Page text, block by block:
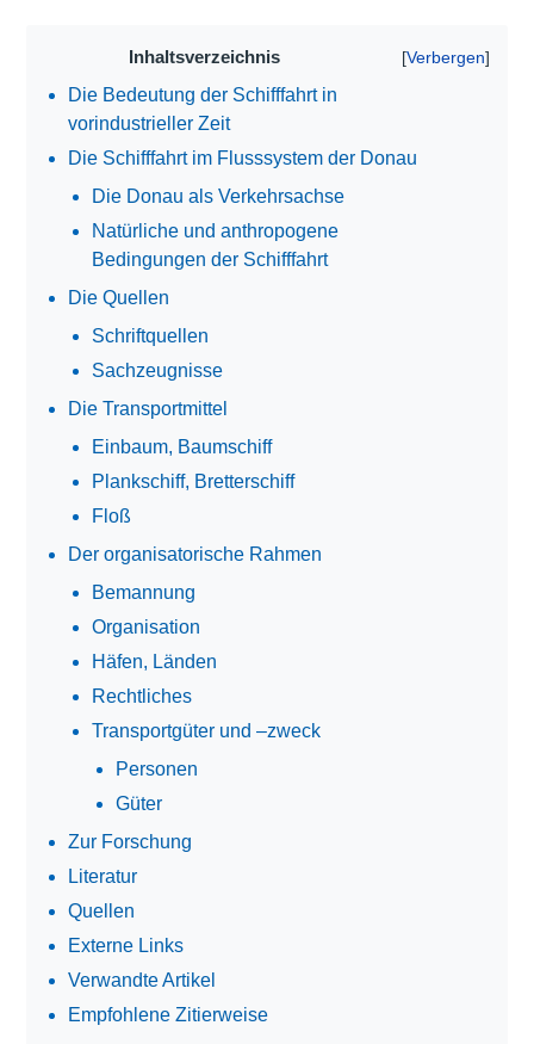
Inhaltsverzeichnis
Die Bedeutung der Schifffahrt in
vorindustrieller Zeit
Die Schifffahrt im Flusssystem der Donau
Die Donau als Verkehrsachse
Natürliche und anthropogene
Bedingungen der Schifffahrt
Die Quellen
Schriftquellen
Sachzeugnisse
Die Transportmittel
Einbaum, Baumschiff
Plankschiff, Bretterschiff
Floß
Der organisatorische Rahmen
Bemannung
Organisation
Häfen, Länden
Rechtliches
Transportgüter und –zweck
Personen
Güter
Zur Forschung
Literatur
Quellen
Externe Links
Verwandte Artikel
Empfohlene Zitierweise